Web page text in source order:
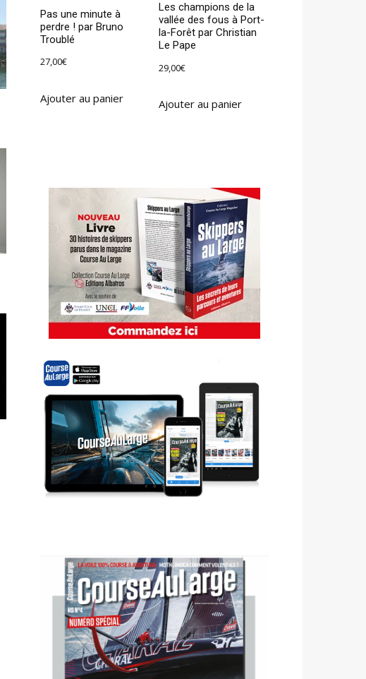
Pas une minute à
perdre ! par Bruno
Troublé
27,00€
Ajouter au panier
Les champions de la
vallée des fous à Port-
la-Forêt par Christian
Le Pape
29,00€
Ajouter au panier